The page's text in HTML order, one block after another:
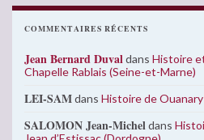
COMMENTAIRES RÉCENTS
Jean Bernard Duvaldans Histoire
Chapelle Rablais (Seine-et-Marne)
LEI-SAMdans Histoire de
SALOMON Jean-Micheldans